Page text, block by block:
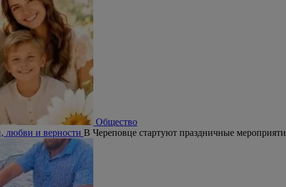
Общество
любви и верности В Череповце стартуют праздничные